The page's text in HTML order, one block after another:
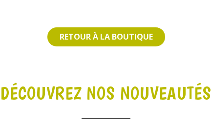
RETOUR À LA BOUTIQUE
DÉCOUVREZ NOS NOUVEAUTÉS